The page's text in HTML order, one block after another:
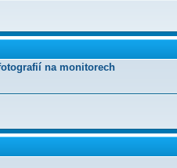
na monitorech